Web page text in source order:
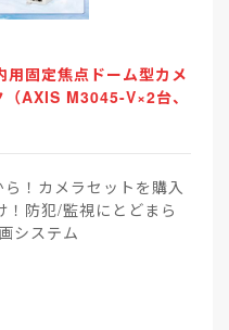
用固定焦点ドーム型カメ
AXIS M3045-V×2台、
！カメラセットを購入
！防犯/監視にとどまら
システム